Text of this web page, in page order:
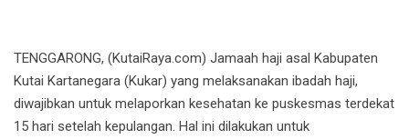
TENGGARONG, (KutaiRaya.com) Jamaah haji asal Kabupaten
Kutai Kartanegara (Kukar) yang melaksanakan ibadah haji,
diwajibkan untuk melaporkan kesehatan ke puskesmas terdekat
15 hari setelah kepulangan. Hal ini dilakukan untuk